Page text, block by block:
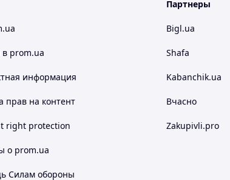
в prom.ua
информация
прав на контент
right protection
о prom.ua
Силам обороны
Партнеры
Bigl.ua
Shafa
Kabanchik.ua
Вчасно
Zakupivli.pro